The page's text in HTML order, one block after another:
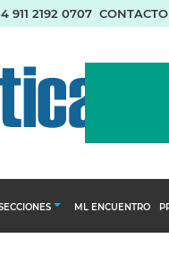
911 2192 0707 CONTACTO
ML ENCUENTRO